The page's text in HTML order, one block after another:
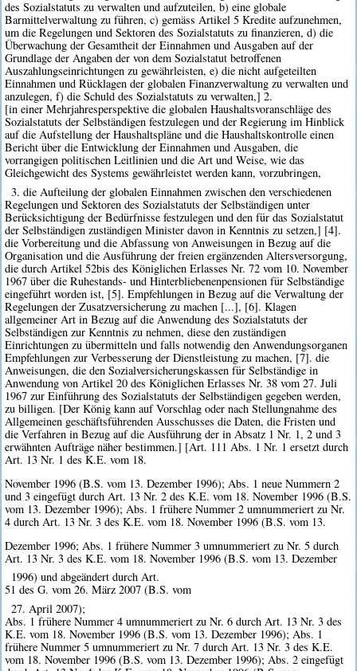
des Sozialstatuts zu verwalten und aufzuteilen, b) eine globale
Barmittelverwaltung zu führen, c) gemäss Artikel 5 Kredite aufzunehmen,
um die Regelungen und Sektoren des Sozialstatuts zu finanzieren, d) die
Überwachung der Gesamtheit der Einnahmen und Ausgaben auf der
Grundlage der Angaben der von dem Sozialstatut betroffenen
Auszahlungseinrichtungen zu gewährleisten, e) die nicht aufgeteilten
Einnahmen und Rücklagen der globalen Finanzverwaltung zu verwalten und
anzulegen, f) die Schuld des Sozialstatuts zu verwalten,] 2.
[in einer Mehrjahresperspektive die globalen Haushaltsvoranschläge des
Sozialstatuts der Selbständigen festzulegen und der Regierung im Hinblick
auf die Aufstellung der Haushaltspläne und die Haushaltskontrolle einen
Bericht über die Entwicklung der Einnahmen und Ausgaben, die
vorrangigen politischen Leitlinien und die Art und Weise, wie das
Gleichgewicht des Systems gewährleistet werden kann, vorzubringen,
3. die Aufteilung der globalen Einnahmen zwischen den verschiedenen
Regelungen und Sektoren des Sozialstatuts der Selbständigen unter
Berücksichtigung der Bedürfnisse festzulegen und den für das Sozialstatut
der Selbständigen zuständigen Minister davon in Kenntnis zu setzen,] [4].
die Vorbereitung und die Abfassung von Anweisungen in Bezug auf die
Organisation und die Ausführung der freien ergänzenden Altersversorgung,
die durch Artikel 52bis des Königlichen Erlasses Nr. 72 vom 10. November
1967 über die Ruhestands- und Hinterbliebenenpensionen für Selbständige
eingeführt worden ist, [5]. Empfehlungen in Bezug auf die Verwaltung der
Regelungen der Zusatzversicherung zu machen [...], [6]. Klagen
allgemeiner Art in Bezug auf die Anwendung des Sozialstatuts der
Selbständigen zur Kenntnis zu nehmen, diese den zuständigen
Einrichtungen zu übermitteln und falls notwendig den Anwendungsorganen
Empfehlungen zur Verbesserung der Dienstleistung zu machen, [7]. die
Anweisungen, die den Sozialversicherungskassen für Selbständige in
Anwendung von Artikel 20 des Königlichen Erlasses Nr. 38 vom 27. Juli
1967 zur Einführung des Sozialstatuts der Selbständigen gegeben werden,
zu billigen. [Der König kann auf Vorschlag oder nach Stellungnahme des
Allgemeinen geschäftsführenden Ausschusses die Daten, die Fristen und
die Verfahren in Bezug auf die Ausführung der in Absatz 1 Nr. 1, 2 und 3
erwähnten Aufträge näher bestimmen.] [Art. 111 Abs. 1 Nr. 1 ersetzt durch
Art. 13 Nr. 1 des K.E. vom 18.
November 1996 (B.S. vom 13. Dezember 1996); Abs. 1 neue Nummern 2
und 3 eingefügt durch Art. 13 Nr. 2 des K.E. vom 18. November 1996 (B.S.
vom 13. Dezember 1996); Abs. 1 frühere Nummer 2 umnummeriert zu Nr.
4 durch Art. 13 Nr. 3 des K.E. vom 18. November 1996 (B.S. vom 13.
Dezember 1996; Abs. 1 frühere Nummer 3 umnummeriert zu Nr. 5 durch
Art. 13 Nr. 3 des K.E. vom 18. November 1996 (B.S. vom 13. Dezember
1996) und abgeändert durch Art.
51 des G. vom 26. März 2007 (B.S. vom
27. April 2007);
Abs. 1 frühere Nummer 4 umnummeriert zu Nr. 6 durch Art. 13 Nr. 3 des
K.E. vom 18. November 1996 (B.S. vom 13. Dezember 1996); Abs. 1
frühere Nummer 5 umnummeriert zu Nr. 7 durch Art. 13 Nr. 3 des K.E.
vom 18. November 1996 (B.S. vom 13. Dezember 1996); Abs. 2 eingefügt